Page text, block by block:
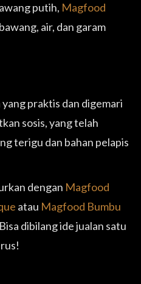
putih, Magfood
air, dan garam
praktis dan digemari
sosis, yang telah
terigu dan bahan pelapis
dengan Magfood
atau Magfood Bumbu
dibilang ide jualan satu